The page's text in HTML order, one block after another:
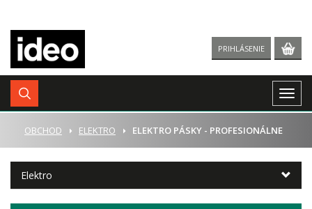
PRIHLÁSENIE
ÚVOD
OBCHOD ELEKTRO ELEKTRO PÁSKY - PROFESIONÁLNE
Elektro